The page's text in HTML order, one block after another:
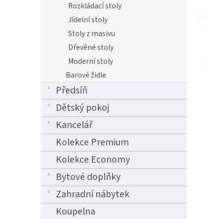
Rozkládací stoly
Jídelní stoly
Stoly z masivu
Dřevěné stoly
Moderní stoly
Barové židle
Předsíň
Dětský pokoj
Kancelář
Kolekce Premium
Kolekce Economy
Bytové doplňky
Zahradní nábytek
Koupelna